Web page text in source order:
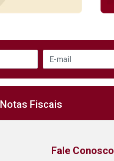
Notas Fiscais
Fale Conosco